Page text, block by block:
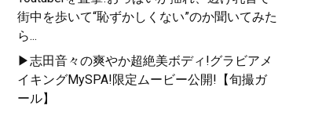
街中を歩いて“恥ずかしくない”のか聞いてみた
ら...
▶志田音々の爽やか超絶美ボディ!グラビアメ
イキングMySPA!限定ムービー公開!【旬撮ガ
ール】